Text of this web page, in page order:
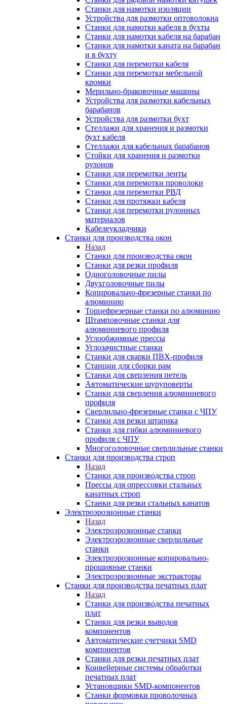
Станки для намотки изоляции
Устройства для размотки оптоволокна
Станки для намотки кабеля в бухты
Станки для намотки кабеля на барабан
Станки для намотки каната на барабан
и в бухту
Станки для перемотки кабеля
Станки для перемотки мебельной
кромки
Мерильно-браковочные машины
Устройства для размотки кабельных
барабанов
Устройства для размотки бухт
Стеллажи для хранения и размотки
бухт кабеля
Стеллажи для кабельных барабанов
Стойки для хранения и размотки
рулонов
Станки для перемотки ленты
Станки для перемотки проволоки
Станки для перемотки РВД
Станки для протяжки кабеля
Станки для перемотки рулонных
материалов
Кабелеукладчики
Станки для производства окон
Назад
Станки для производства окон
Станки для резки профиля
Одноголовочные пилы
Двухголовочные пилы
Копировально-фрезерные станки по
алюминию
Торцефрезерные станки по алюминию
Штамповочные станки для
алюминиевого профиля
Углообжимные прессы
Углозачистные станки
Станки для сварки ПВХ-профиля
Станции для сборки рам
Станки для сверления петель
Автоматические шуруповерты
Станки для сверления алюминиевого
профиля
Сверлильно-фрезерные станки с ЧПУ
Станки для резки штапика
Станки для гибки алюминиевого
профиля с ЧПУ
Многоголовочные сверлильные станки
Станки для производства строп
Назад
Станки для производства строп
Прессы для опрессовки стальных
канатных строп
Станки для резки стальных канатов
Электроэрозионные станки
Назад
Электроэрозионные станки
Электроэрозионные сверлильные
станки
Электроэрозионные копировально-
прошивные станки
Электроэрозионные экстракторы
Станки для производства печатных плат
Назад
Станки для производства печатных
плат
Станки для резки выводов
компонентов
Автоматические счетчики SMD
компонентов
Станки для резки печатных плат
Конвейерные системы обработки
печатных плат
Установщики SMD-компонентов
Станки формовки проволочных